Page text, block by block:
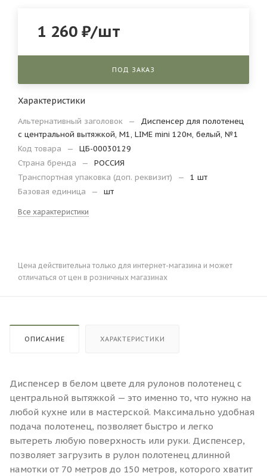
1 260 ₽/шт
ПОД ЗАКАЗ
Характеристики
Альтернативный заголовок —
Диспенсер для полотенец
с центральной вытяжкой, М1, LIME mini 120м, белый, №1
Код товара
—
ЦБ-00030129
Страна бренда
—
РОССИЯ
Транспортная упаковка (доп. реквизит)
—
1 шт
Базовая единица
— шт
Все характеристики
Цена действительна только для интернет-магазина и может
отличаться от цен в розничных магазинах
ОПИСАНИЕ ХАРАКТЕРИСТИКИ
Диспенсер в белом цвете для рулонов полотенец с
центральной вытяжкой — это именно то, что нужно на
любой кухне или в мастерской. Максимально удобная
подача полотенец, позволяет быстро и легко
вытереть любую поверхность или руки. Диспенсер,
позволяет загрузить в рулон полотенец длинной
намотки от 70 метров до 150 метров, которого хватит